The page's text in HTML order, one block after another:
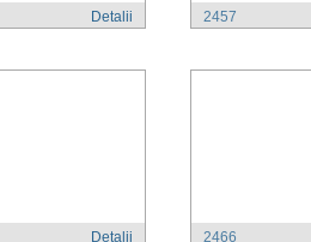
Detalii 2457
Detalii 2466